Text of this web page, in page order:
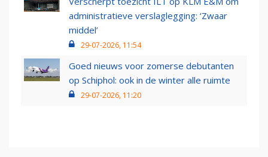
administratieve verslaglegging: ‘Zwaar
middel’
29-07-2026, 11:54
Goed nieuws voor zomerse debutanten
op Schiphol: ook in de winter alle ruimte
29-07-2026, 11:20